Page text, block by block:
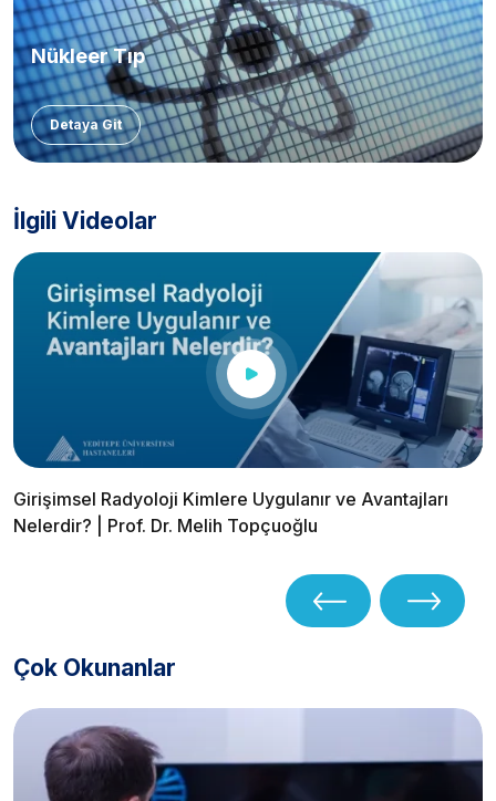
Nükleer Tıp
Detaya Git
İlgili Videolar
Girişimsel Radyoloji Kimlere Uygulanır ve Avantajları
Nelerdir? | Prof. Dr. Melih Topçuoğlu
Çok Okunanlar